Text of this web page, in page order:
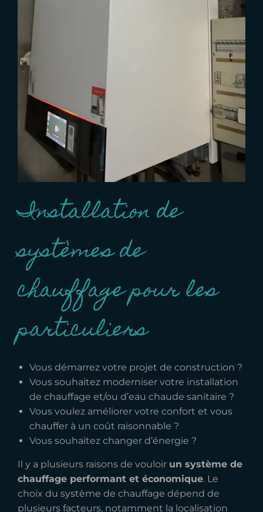
Installation de
systèmes de
chauffage pour les
particuliers
Vous démarrez votre projet de construction ?
Vous souhaitez moderniser votre installation
de chauffage et/ou d’eau chaude sanitaire ?
Vous voulez améliorer votre confort et vous
chauffer à un coût raisonnable ?
Vous souhaitez changer d’énergie ?
Il y a plusieurs raisons de vouloir un système de
chauffage performant et économique. Le
choix du système de chauffage dépend de
plusieurs facteurs, notamment la localisation